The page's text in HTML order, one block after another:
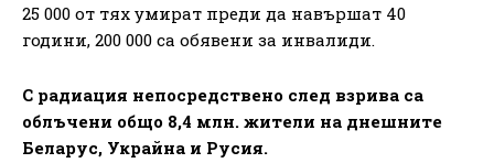
25 000 от тях умират преди да навършат 40
години, 200 000 са обявени за инвалиди.
С радиация непосредствено след взрива са
облъчени общо 8,4 млн. жители на днешните
Беларус, Украйна и Русия.